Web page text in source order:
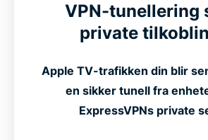
VPN-tunellering
private
Apple TV-trafikken din blir
en sikker tunell fra
ExpressVPNs private